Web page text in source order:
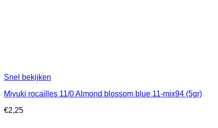
Snel bekijken
Miyuki rocailles 11/0 Almond blossom blue 11-mix94 (5gr)
€2,25